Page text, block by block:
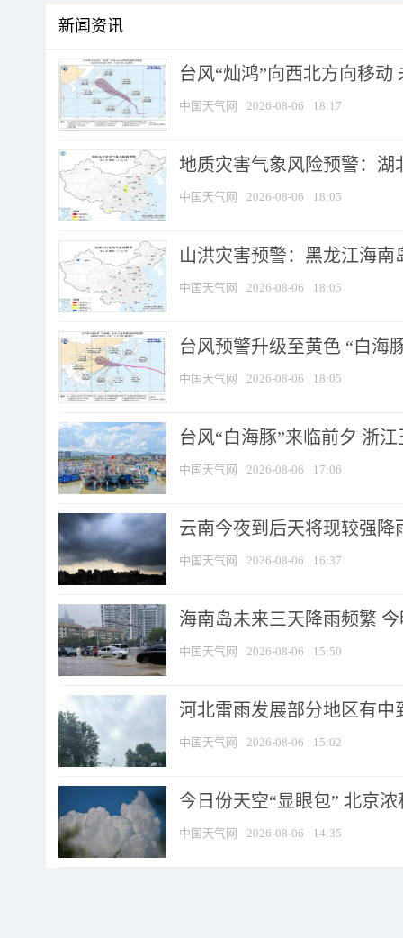
新闻资讯
台风“灿鸿”向西北方向移动
中国天气网 2026-08-06 18:17
地质灾害气象风险预警：湖
中国天气网 2026-08-06 18:05
山洪灾害预警：黑龙江海
中国天气网 2026-08-06 18:05
台风预警升级至黄色 “白海
中国天气网 2026-08-06 18:05
台风“白海豚”来临前夕 浙
中国天气网 2026-08-06 17:06
云南今夜到后天将现较强降
中国天气网 2026-08-06 16:37
海南岛未来三天降雨频繁
中国天气网 2026-08-06 15:50
河北雷雨发展部分地区有中
中国天气网 2026-08-06 15:02
今日份天空“显眼包” 北京
中国天气网 2026-08-06 14:35